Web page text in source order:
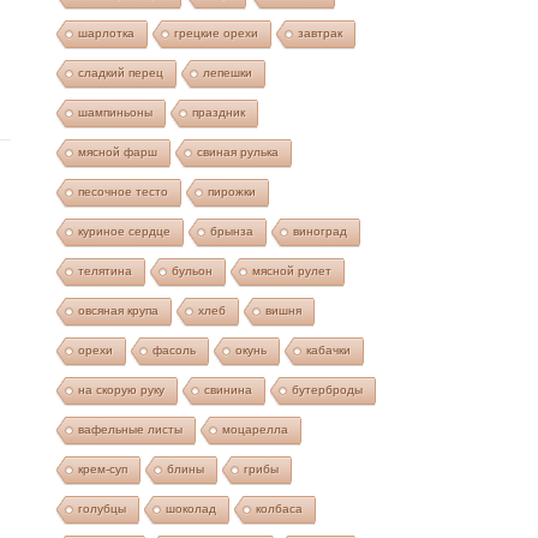
шарлотка грецкие орехи завтрак
сладкий перец лепешки
шампиньоны праздник
мясной фарш свиная рулька
песочное тесто пирожки
куриное сердце брынза виноград
телятина бульон мясной рулет
овсяная крупа хлеб вишня
орехи фасоль окунь кабачки
на скорую руку свинина бутерброды
вафельные листы моцарелла
крем-суп блины грибы
голубцы шоколад колбаса